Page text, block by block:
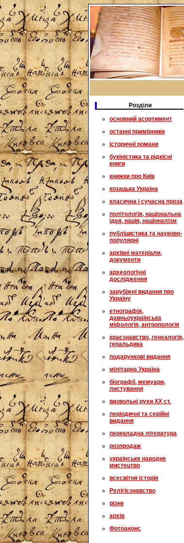
Розділи
основний асортимент
останні примірники
історичні романи
букіністика та рідкісні
книги
книжки про Київ
козацька Україна
класична і сучасна проза
політологія, національна
ідея, нація, націоналізм
публіцистика та науково-
популярні
архівні матеріали,
документи
археологічні
дослідження
зарубіжні видання про
Україну
етнографія,
давньоукраїнська
міфологія, антропологія
краєзнавство, генеалогія,
геральдика
подарункові видання
мілітарна Україна
біографії, мемуари,
листування
визвольні рухи XX ст.
періодичні та серійні
видання
перекладна література
розпродаж
українське народне
мистецтво
всесвітня історія
Релігієзнавство
різне
архів
Фотоанонс